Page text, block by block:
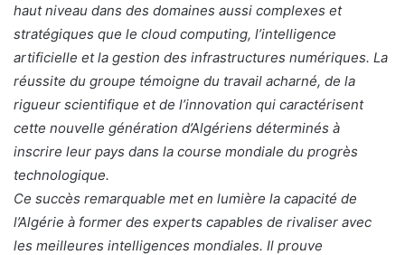
haut niveau dans des domaines aussi complexes et
stratégiques que le cloud computing, l’intelligence
artificielle et la gestion des infrastructures numériques. La
réussite du groupe témoigne du travail acharné, de la
rigueur scientifique et de l’innovation qui caractérisent
cette nouvelle génération d’Algériens déterminés à
inscrire leur pays dans la course mondiale du progrès
technologique.
Ce succès remarquable met en lumière la capacité de
l’Algérie à former des experts capables de rivaliser avec
les meilleures intelligences mondiales. Il prouve